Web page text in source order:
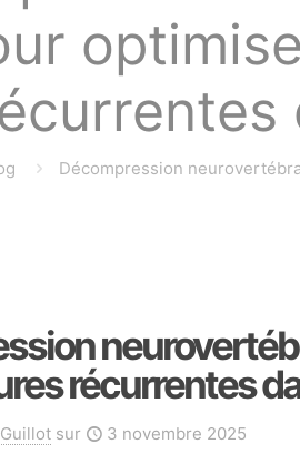
Décompression
récurrentes
sur 3 novembre 2025